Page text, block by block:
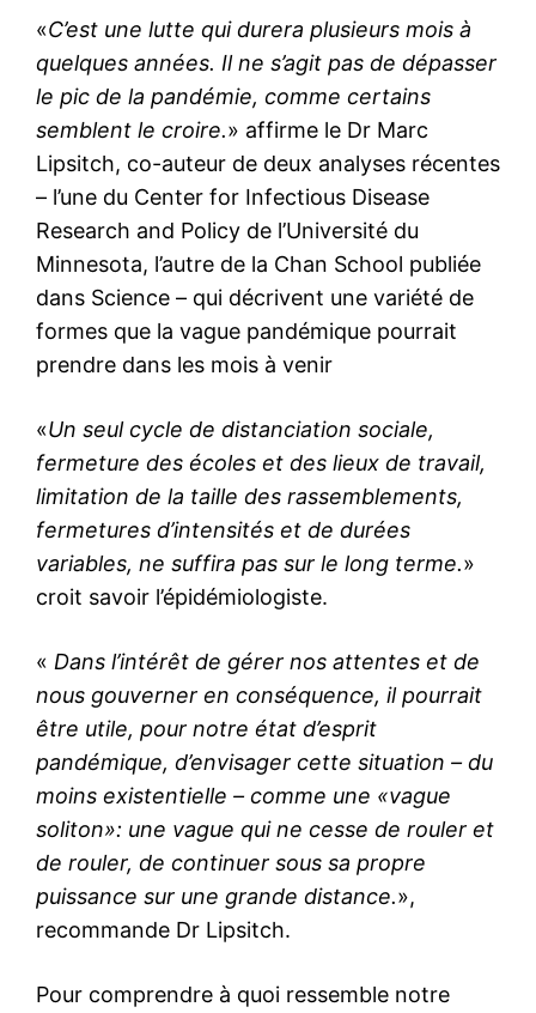
«C’est une lutte qui durera plusieurs mois à
quelques années. Il ne s’agit pas de dépasser
le pic de la pandémie, comme certains
semblent le croire.» affirme le Dr Marc
Lipsitch, co-auteur de deux analyses récentes
– l’une du Center for Infectious Disease
Research and Policy de l’Université du
Minnesota, l’autre de la Chan School publiée
dans Science – qui décrivent une variété de
formes que la vague pandémique pourrait
prendre dans les mois à venir
«Un seul cycle de distanciation sociale,
fermeture des écoles et des lieux de travail,
limitation de la taille des rassemblements,
fermetures d’intensités et de durées
variables, ne suffira pas sur le long terme.»
croit savoir l’épidémiologiste.
« Dans l’intérêt de gérer nos attentes et de
nous gouverner en conséquence, il pourrait
être utile, pour notre état d’esprit
pandémique, d’envisager cette situation – du
moins existentielle – comme une «vague
soliton»: une vague qui ne cesse de rouler et
de rouler, de continuer sous sa propre
puissance sur une grande distance.»,
recommande Dr Lipsitch.
Pour comprendre à quoi ressemble notre